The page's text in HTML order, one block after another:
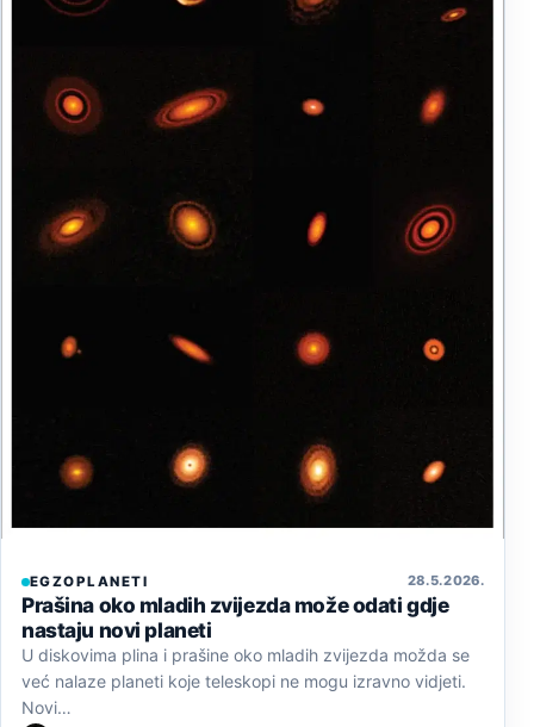
EGZOPLANETI 28. 5. 2026.
Prašina oko mladih zvijezda može odati gdje
nastaju novi planeti
U diskovima plina i prašine oko mladih zvijezda možda se
već nalaze planeti koje teleskopi ne mogu izravno vidjeti.
Novi…